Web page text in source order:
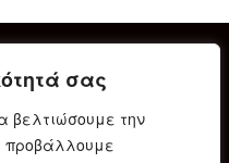
σας
βελτιώσουμε την
προβάλλουμε